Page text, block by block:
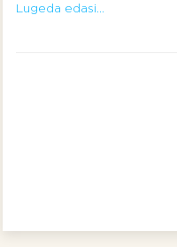
Lugeda edasi...